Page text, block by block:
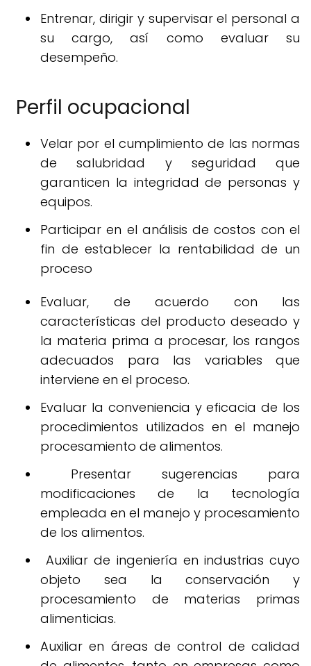
Entrenar, dirigir y supervisar el personal a
su cargo, así como evaluar su
desempeño.
Perfil ocupacional
Velar por el cumplimiento de las normas
de salubridad y seguridad que
garanticen la integridad de personas y
equipos.
Participar en el análisis de costos con el
fin de establecer la rentabilidad de un
proceso
Evaluar, de acuerdo con las
características del producto deseado y
la materia prima a procesar, los rangos
adecuados para las variables que
interviene en el proceso.
Evaluar la conveniencia y eficacia de los
procedimientos utilizados en el manejo
procesamiento de alimentos.
Presentar sugerencias para
modificaciones de la tecnología
empleada en el manejo y procesamiento
de los alimentos.
Auxiliar de ingeniería en industrias cuyo
objeto sea la conservación y
procesamiento de materias primas
alimenticias.
Auxiliar en áreas de control de calidad